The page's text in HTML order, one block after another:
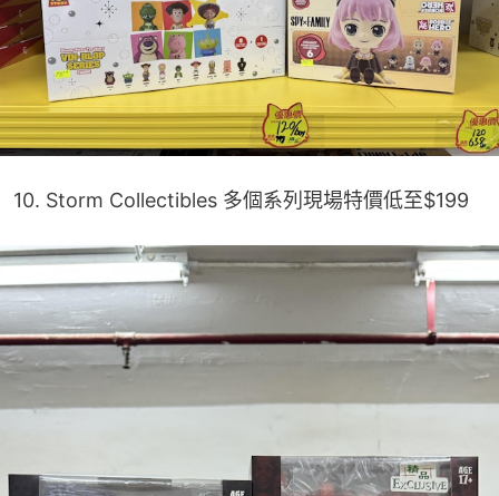
10. Storm Collectibles 多個系列現場特價低至$199